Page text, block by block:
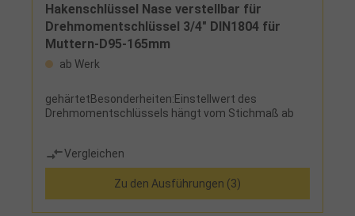
Hakenschlüssel Nase verstellbar für
Drehmomentschlüssel 3/4" DIN1804 für
Muttern-D95-165mm
ab Werk
gehärtetBesonderheiten:Einstellwert des
Drehmomentschlüssels hängt vom Stichmaß ab
Vergleichen
Zu den Ausführungen (3)